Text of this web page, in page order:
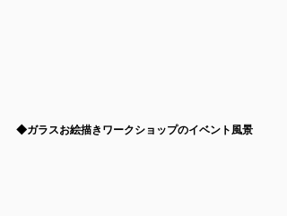
◆ガラスお絵描きワークショップのイベント風景